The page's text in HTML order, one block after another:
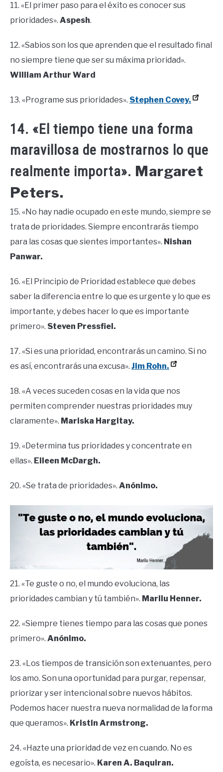
11. «El primer paso para el éxito es conocer sus
prioridades». Aspesh.
12. «Sabios son los que aprenden que el resultado final
no siempre tiene que ser su máxima prioridad».
William Arthur Ward
13. «Programe sus prioridades». Stephen Covey.
14. «El tiempo tiene una forma
maravillosa de mostrarnos lo que
realmente importa». Margaret
Peters.
15. «No hay nadie ocupado en este mundo, siempre se
trata de prioridades. Siempre encontrarás tiempo
para las cosas que sientes importantes». Nishan
Panwar.
16. «El Principio de Prioridad establece que debes
saber la diferencia entre lo que es urgente y lo que es
importante, y debes hacer lo que es importante
primero». Steven Pressfiel.
17. «Si es una prioridad, encontrarás un camino. Si no
es así, encontrarás una excusa». Jim Rohn.
18. «A veces suceden cosas en la vida que nos
permiten comprender nuestras prioridades muy
claramente». Mariska Hargitay.
19. «Determina tus prioridades y concentrate en
ellas». Eileen McDargh.
20. «Se trata de prioridades». Anónimo.
21. «Te guste o no, el mundo evoluciona, las
prioridades cambian y tú también». Marilu Henner.
22. «Siempre tienes tiempo para las cosas que pones
primero». Anónimo.
23. «Los tiempos de transición son extenuantes, pero
los amo. Son una oportunidad para purgar, repensar,
priorizar y ser intencional sobre nuevos hábitos.
Podemos hacer nuestra nueva normalidad de la forma
que queramos». Kristin Armstrong.
24. «Hazte una prioridad de vez en cuando. No es
egoísta, es necesario». Karen A. Baquiran.